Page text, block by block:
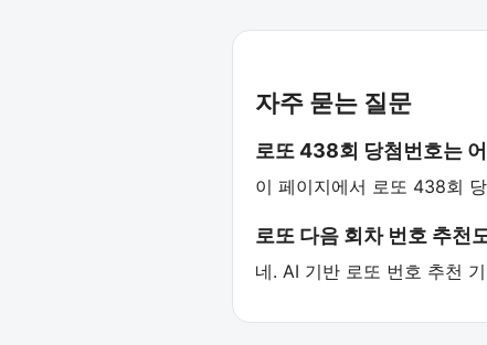
자주 묻는 질문
로또 438회 당첨번호는
이 페이지에서 로또 438회
로또 다음 회차 번호 추천
네. AI 기반 로또 번호 추천